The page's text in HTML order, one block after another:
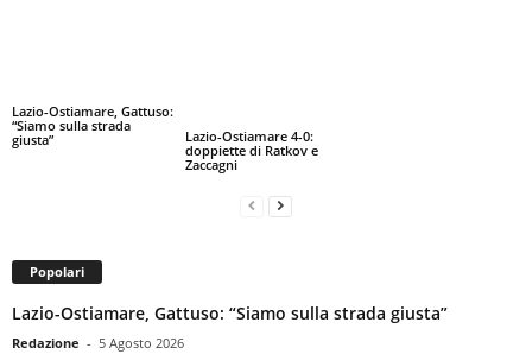
Lazio-Ostiamare, Gattuso:
“Siamo sulla strada
giusta”
Lazio-Ostiamare 4-0:
doppiette di Ratkov e
Zaccagni
Popolari
Lazio-Ostiamare, Gattuso: “Siamo sulla strada giusta”
Redazione - 5 Agosto 2026